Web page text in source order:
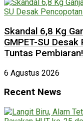
Skandal 6,8 Kg
GMPET-SU
Tuntas Pembiaran!
6 Agustus 2026
Recent News